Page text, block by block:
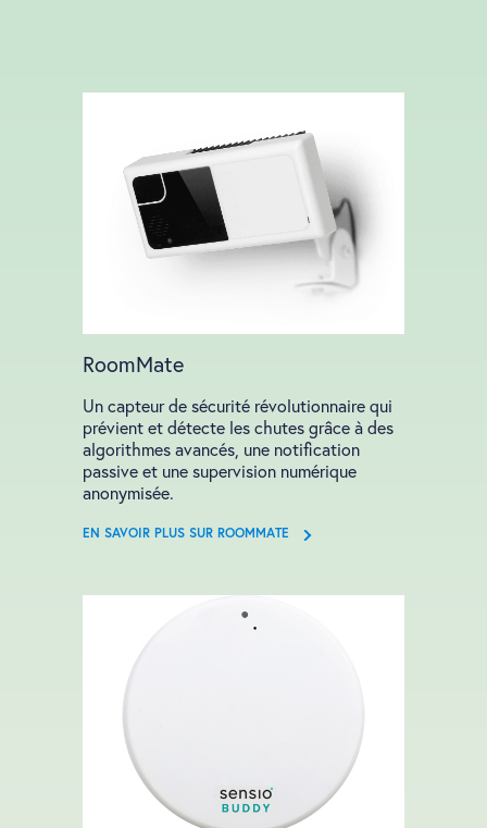
RoomMate
Un capteur de sécurité révolutionnaire qui
prévient et détecte les chutes grâce à des
algorithmes avancés, une notification
passive et une supervision numérique
anonymisée.
EN SAVOIR PLUS SUR ROOMMATE